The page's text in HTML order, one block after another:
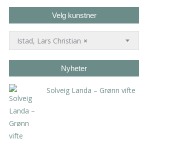
Velg kunstner
×
Istad, Lars Christian
Nyheter
Solveig Landa – Grønn vifte